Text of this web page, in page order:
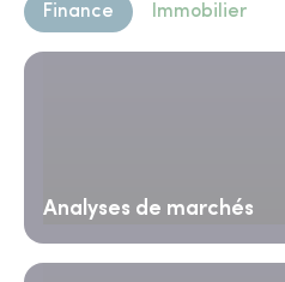
Finance Immobilier
Analyses de marchés